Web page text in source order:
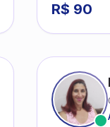
R$ 90